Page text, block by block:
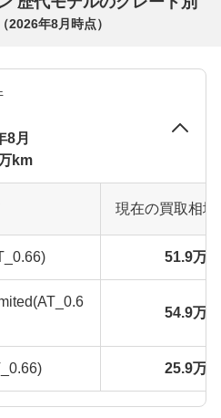
（2026年8月 時点）
8月
km
現在の買取相
51.9万
54.9万
25.9万